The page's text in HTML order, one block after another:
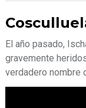
El año pasado,
gravemente
verdadero nombre